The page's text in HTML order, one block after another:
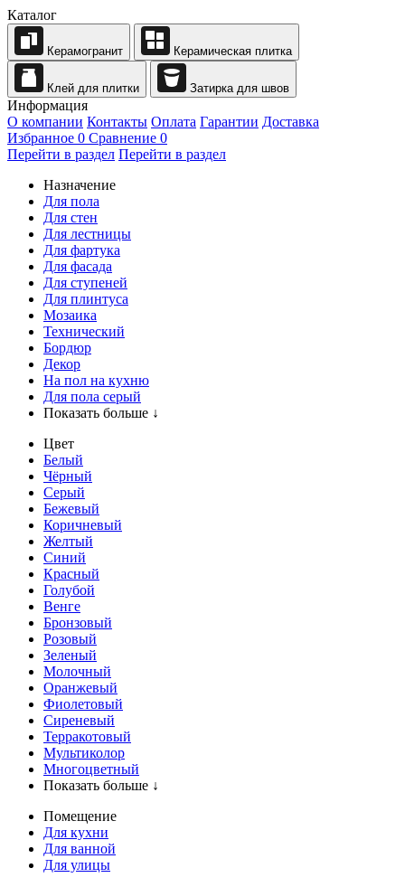
Каталог
Керамогранит Керамическая плитка
Клей для плитки Затирка для швов
Информация
О компании Контакты Оплата Гарантии Доставка
Избранное 0 Сравнение 0
Перейти в раздел Перейти в раздел
Назначение
Для пола
Для стен
Для лестницы
Для фартука
Для фасада
Для ступеней
Для плинтуса
Мозаика
Технический
Бордюр
Декор
На пол на кухню
Для пола серый
Показать больше ↓
Цвет
Белый
Чёрный
Серый
Бежевый
Коричневый
Желтый
Синий
Красный
Голубой
Венге
Бронзовый
Розовый
Зеленый
Молочный
Оранжевый
Фиолетовый
Сиреневый
Терракотовый
Мультиколор
Многоцветный
Показать больше ↓
Помещение
Для кухни
Для ванной
Для улицы